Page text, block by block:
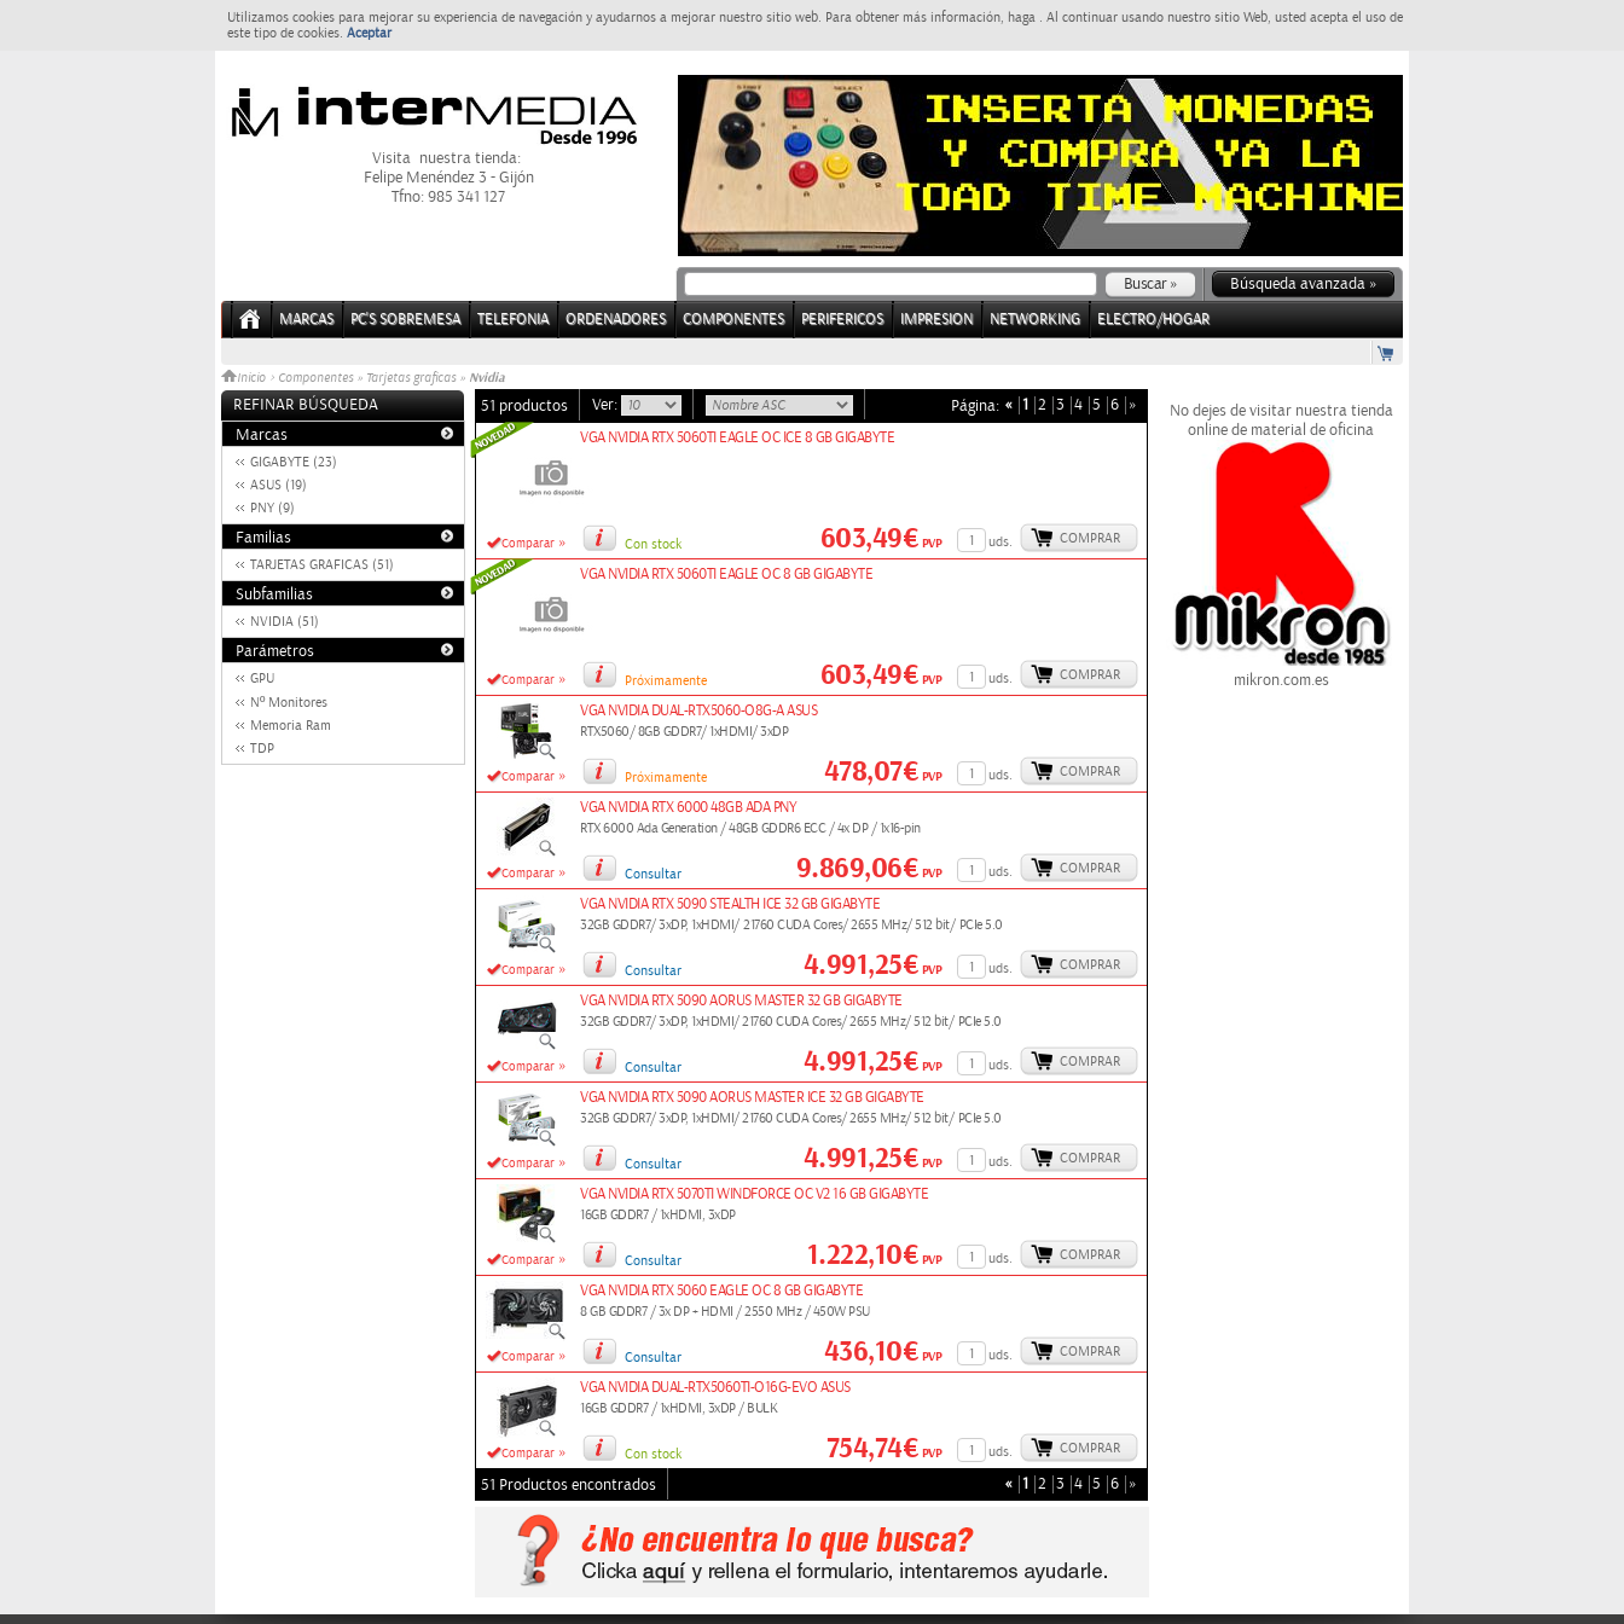
Utilizamos cookies para mejorar su experiencia de navegación y ayudarnos a mejorar nuestro sitio web. Para obtener más información, haga . Al continuar usando nuestro sitio Web, usted acepta el uso de
este tipo de cookies. Aceptar
Visita nuestra tienda:
Felipe Menéndez 3 - Gijón
Tfno: 985 341 127
Búsqueda avanzada »
MARCAS PC'S SOBREMESA TELEFONIA ORDENADORES COMPONENTES PERIFERICOS IMPRESION NETWORKING ELECTRO/HOGAR
Inicio > Componentes » Tarjetas graficas » Nvidia
REFINAR BÚSQUEDA
Marcas
GIGABYTE (23)
ASUS (19)
PNY (9)
Familias
TARJETAS GRAFICAS (51)
Subfamilias
NVIDIA (51)
Parámetros
GPU
Nº Monitores
Memoria Ram
TDP
51 productos Ver: Página: « 1 2 3 4 5 6 »
Comparar »
VGA NVIDIA RTX 5060TI EAGLE OC ICE 8 GB GIGABYTE
Con stock uds. COMPRAR
603,49€PVP
Comparar »
VGA NVIDIA RTX 5060TI EAGLE OC 8 GB GIGABYTE
Próximamente uds. COMPRAR
603,49€PVP
Comparar »
VGA NVIDIA DUAL-RTX5060-O8G-A ASUS
RTX5060/ 8GB GDDR7/ 1xHDMI/ 3xDP
Próximamente uds. COMPRAR
478,07€PVP
Comparar »
VGA NVIDIA RTX 6000 48GB ADA PNY
RTX 6000 Ada Generation / 48GB GDDR6 ECC / 4x DP / 1x16-pin
Consultar uds. COMPRAR
9.869,06€PVP
Comparar »
VGA NVIDIA RTX 5090 STEALTH ICE 32 GB GIGABYTE
32GB GDDR7/ 3xDP, 1xHDMI/ 21760 CUDA Cores/ 2655 MHz/ 512 bit/ PCIe 5.0
Consultar uds. COMPRAR
4.991,25€PVP
Comparar »
VGA NVIDIA RTX 5090 AORUS MASTER 32 GB GIGABYTE
32GB GDDR7/ 3xDP, 1xHDMI/ 21760 CUDA Cores/ 2655 MHz/ 512 bit/ PCIe 5.0
Consultar uds. COMPRAR
4.991,25€PVP
Comparar »
VGA NVIDIA RTX 5090 AORUS MASTER ICE 32 GB GIGABYTE
32GB GDDR7/ 3xDP, 1xHDMI/ 21760 CUDA Cores/ 2655 MHz/ 512 bit/ PCIe 5.0
Consultar uds. COMPRAR
4.991,25€PVP
Comparar »
VGA NVIDIA RTX 5070TI WINDFORCE OC V2 16 GB GIGABYTE
16GB GDDR7 / 1xHDMI, 3xDP
Consultar uds. COMPRAR
1.222,10€PVP
Comparar »
VGA NVIDIA RTX 5060 EAGLE OC 8 GB GIGABYTE
8 GB GDDR7 / 3x DP + HDMI / 2550 MHz / 450W PSU
Consultar uds. COMPRAR
436,10€PVP
Comparar »
VGA NVIDIA DUAL-RTX5060TI-O16G-EVO ASUS
16GB GDDR7 / 1xHDMI, 3xDP / BULK
Con stock uds. COMPRAR
754,74€PVP
51 Productos encontrados « 1 2 3 4 5 6 »
No dejes de visitar nuestra tienda
online de material de oficina
mikron.com.es